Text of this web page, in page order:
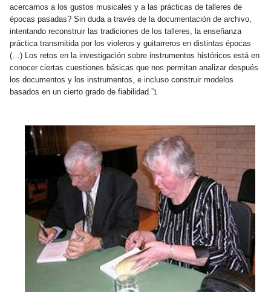
acercarnos a los gustos musicales y a las prácticas de talleres de
épocas pasadas? Sin duda a través de la documentación de archivo,
intentando reconstruir las tradiciones de los talleres, la enseñanza
práctica transmitida por los violeros y guitarreros en distintas épocas
(…) Los retos en la investigación sobre instrumentos históricos está en
conocer ciertas cuestiones básicas que nos permitan analizar después
los documentos y los instrumentos, e incluso construir modelos
basados en un cierto grado de fiabilidad.”1